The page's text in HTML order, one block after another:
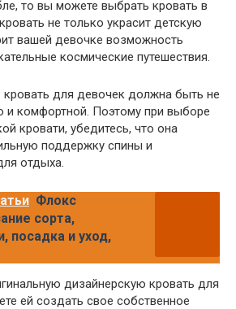
то вы можете выбрать кровать в
не только украсит детскую
вашей девочке возможность
космические путешествия.
для девочек должна быть не
и комфортной. Поэтому при выборе
кровати, убедитесь, что она
поддержку спины и
отдыха.
Флокс
сорта,
посадка и уход,
дизайнерскую кровать для
ей создать свое собственное